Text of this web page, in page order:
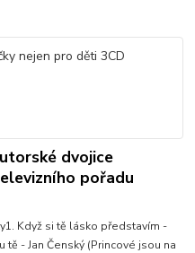
dvojice
pořadu
Když si tě lásko představím -
tě - Jan Čenský (Princové jsou na